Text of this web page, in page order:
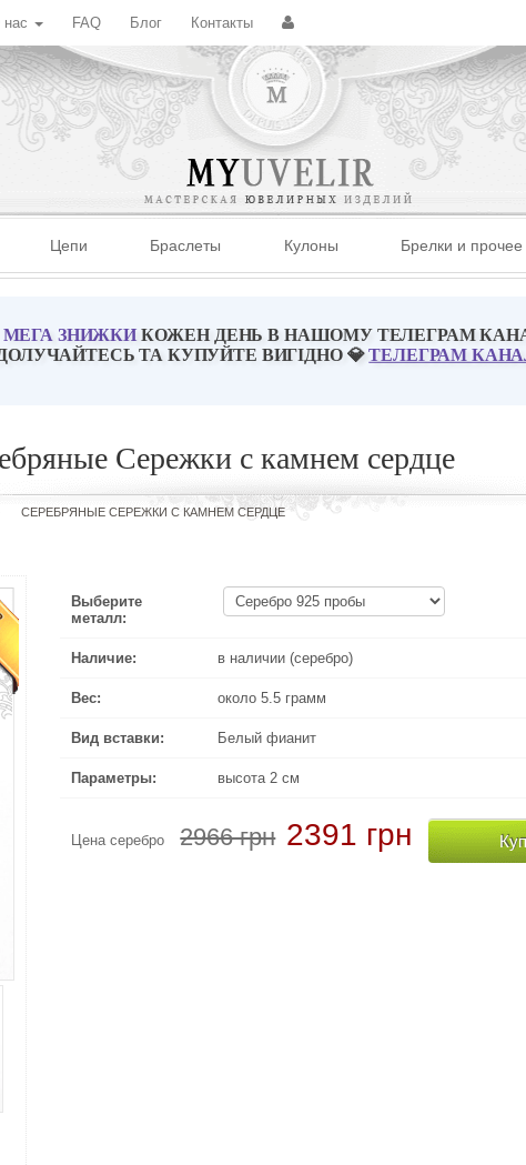
FAQ Блог Контакты
Цепи Браслеты Кулоны Брелки и прочее
МЕГА ЗНИЖКИКОЖЕН ДЕНЬ В НАШОМУ ТЕЛЕГРАМ
ТА КУПУЙТЕ ВИГІДНО 💎ТЕЛЕГРАМ
Сережки с камнем сердце
СЕРЕБРЯНЫЕ СЕРЕЖКИ С КАМНЕМ СЕРДЦЕ
Выберите
металл:
Наличие: в наличии (серебро)
Вес: около 5.5 грамм
Вид вставки: Белый фианит
Параметры: высота 2 см
Цена серебро 2966 грн 2391 грн